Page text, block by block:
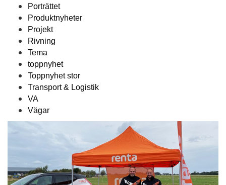
Porträttet
Produktnyheter
Projekt
Rivning
Tema
toppnyhet
Toppnyhet stor
Transport & Logistik
VA
Vägar